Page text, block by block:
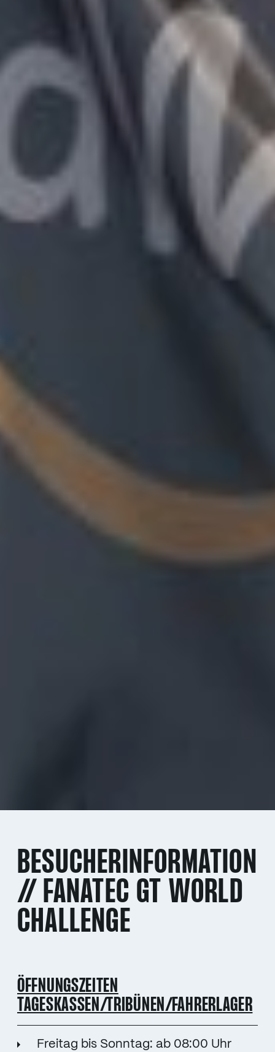
BESUCHERINFORMATION
// FANATEC GT WORLD
CHALLENGE
ÖFFNUNGSZEITEN
TAGESKASSEN/TRIBÜNEN/FAHRERLAGER
Freitag bis Sonntag: ab 08:00 Uhr